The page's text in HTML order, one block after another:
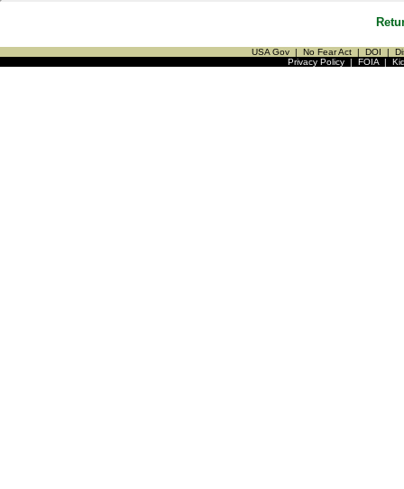
USA Gov | No Fear Act | DOI |
Privacy Policy| FOIA|